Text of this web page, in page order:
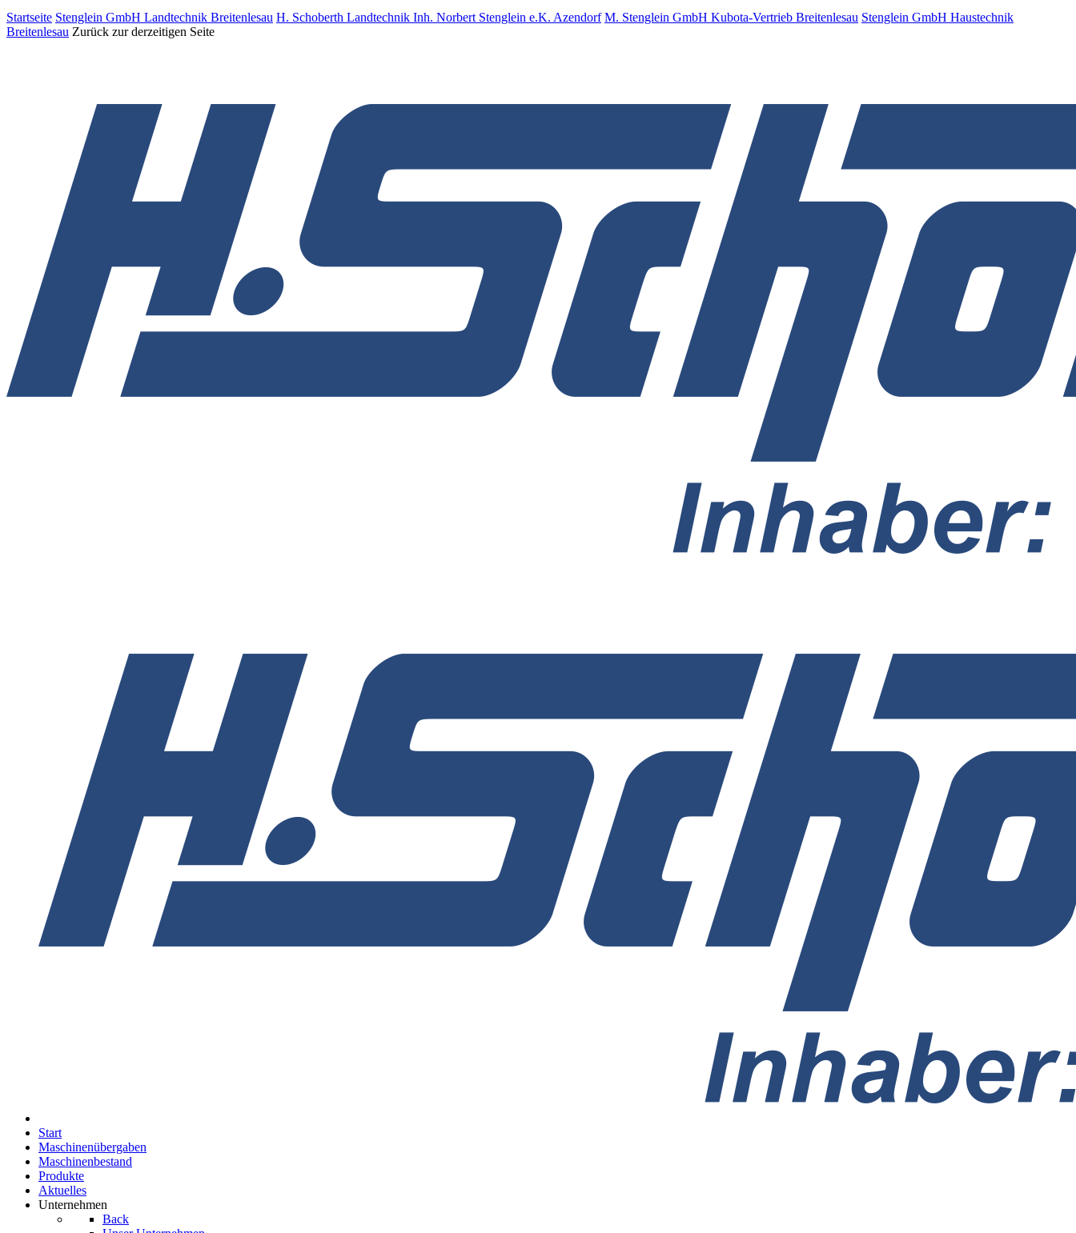
Startseite Stenglein GmbH Landtechnik Breitenlesau H. Schoberth Land­tech­nik Inh. Norbert Stenglein e.K. Azendorf M. Stenglein GmbH Kubota-Vertrieb Breitenlesau Stenglein GmbH Haustechnik
Breitenlesau Zurück zur derzeitigen Seite
Start
Maschinenübergaben
Maschinenbestand
Produkte
Aktuelles
Unternehmen
Back